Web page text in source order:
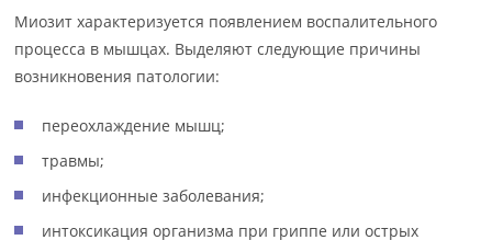
Миозит характеризуется появлением воспалительного
процесса в мышцах. Выделяют следующие причины
возникновения патологии:
переохлаждение мышц;
травмы;
инфекционные заболевания;
интоксикация организма при гриппе или острых